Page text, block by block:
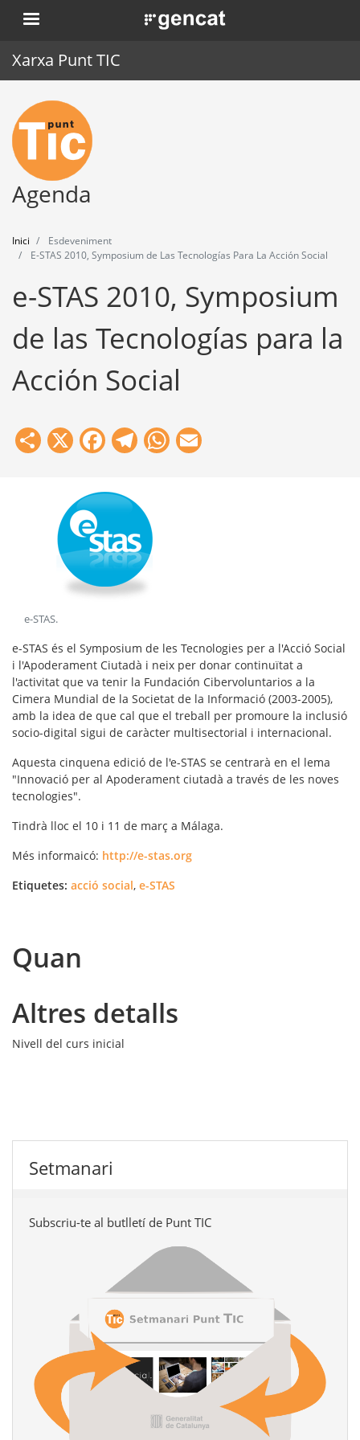
Vés
al
. Obre en una nova finestra.
Xarxa Punt TIC
Inici
Punt TIC
Actualitat
Formació
Eines
Agenda
Inici
Esdeveniment
E-STAS 2010, Symposium de Las Tecnologías Para La Acción Social
e-STAS 2010, Symposium
de las Tecnologías para la
Acción Social
Share
X Facebook
Telegram
WhatsApp
e-STAS.
e-STAS és el Symposium de les Tecnologies per a l'Acció Social
i l'Apoderament Ciutadà i neix per donar continuïtat a
l'activitat que va tenir la Fundación Cibervoluntarios a la
Cimera Mundial de la Societat de la Informació (2003-2005),
amb la idea de que cal que el treball per promoure la inclusió
socio-digital sigui de caràcter multisectorial i internacional.
Aquesta cinquena edició de l'e-STAS se centrarà en el lema
"Innovació per al Apoderament ciutadà a través de les noves
tecnologies".
Tindrà lloc el 10 i 11 de març a Málaga.
Més informaicó: http://e-stas.org
Etiquetes: acció social, e-STAS
Quan
Altres detalls
Nivell del curs inicial
Setmanari
Subscriu-te al butlletí de Punt TIC